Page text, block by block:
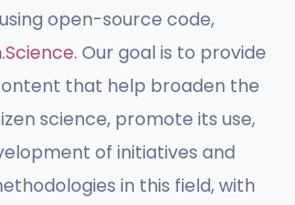
open-source code,
. Our goal is to provide
that help broaden the
science, promote its use,
of initiatives and
in this field, with